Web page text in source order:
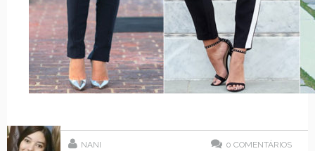
NANI 0 COMENTÁRIOS